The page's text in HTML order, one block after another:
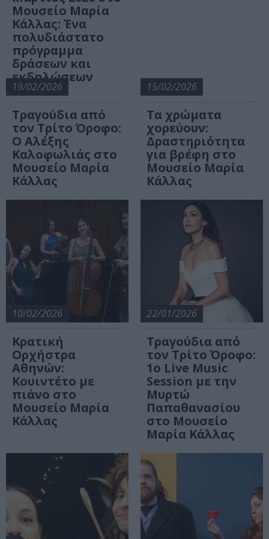
Μουσείο Μαρία
Κάλλας: Ένα
πολυδιάστατο
πρόγραμμα
δράσεων και
εκδηλώσεων
19/02/2026
Τραγούδια από
τον Τρίτο Όροφο:
Ο Αλέξης
Καλοφωλιάς στο
Μουσείο Μαρία
Κάλλας
15/02/2026
Τα χρώματα
χορεύουν:
Δραστηριότητα
για βρέφη στο
Μουσείο Μαρία
Κάλλας
10/02/2026
Κρατική
Ορχήστρα
Αθηνών:
Κουιντέτο με
πιάνο στο
Μουσείο Μαρία
Κάλλας
22/01/2026
Τραγούδια από
τον Τρίτο Όροφο:
1ο Live Music
Session με την
Μυρτώ
Παπαθανασίου
στο Μουσείο
Μαρία Κάλλας